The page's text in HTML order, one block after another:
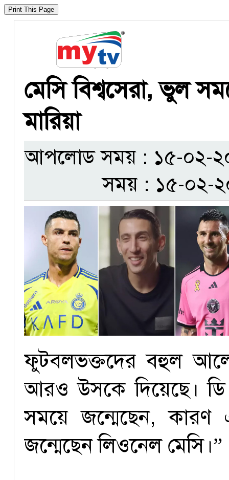
মেসি বিশ্বসেরা, ভুল
মারিয়া
আপলোড সময় : ১৫-০২-
সময় : ১৫-০২-
ফুটবলভক্তদের বহুল
আরও উসকে দিয়েছে।
সময়ে জন্মেছেন,
জন্মেছেন লিওনেল মেসি।”